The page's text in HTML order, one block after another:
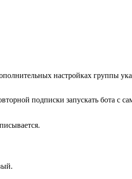
настройках группы
подписки запускать бота с